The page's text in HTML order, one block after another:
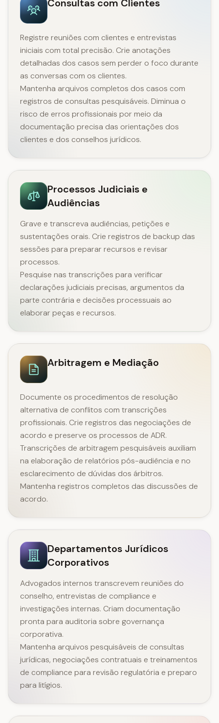
Consultas com Clientes
Registre reuniões com clientes e entrevistas
iniciais com total precisão. Crie anotações
detalhadas dos casos sem perder o foco durante
as conversas com os clientes.
Mantenha arquivos completos dos casos com
registros de consultas pesquisáveis. Diminua o
risco de erros profissionais por meio da
documentação precisa das orientações dos
clientes e dos conselhos jurídicos.
Processos Judiciais e
Audiências
Grave e transcreva audiências, petições e
sustentações orais. Crie registros de backup das
sessões para preparar recursos e revisar
processos.
Pesquise nas transcrições para verificar
declarações judiciais precisas, argumentos da
parte contrária e decisões processuais ao
elaborar peças e recursos.
Arbitragem e Mediação
Documente os procedimentos de resolução
alternativa de conflitos com transcrições
profissionais. Crie registros das negociações de
acordo e preserve os processos de ADR.
Transcrições de arbitragem pesquisáveis auxiliam
na elaboração de relatórios pós-audiência e no
esclarecimento de dúvidas dos árbitros.
Mantenha registros completos das discussões de
acordo.
Departamentos Jurídicos
Corporativos
Advogados internos transcrevem reuniões do
conselho, entrevistas de compliance e
investigações internas. Criam documentação
pronta para auditoria sobre governança
corporativa.
Mantenha arquivos pesquisáveis de consultas
jurídicas, negociações contratuais e treinamentos
de compliance para revisão regulatória e preparo
para litígios.